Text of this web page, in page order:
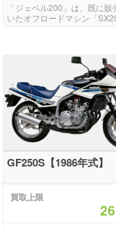
「ジェベル200」は、既に販
いたオフロードマシン「
GF250S【1986年式】
買取上限